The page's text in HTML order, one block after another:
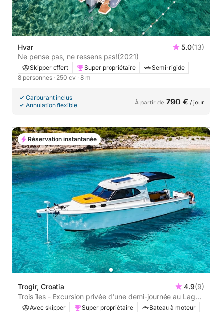
Hvar 5.0(13)
Ne pense pas, ne ressens pas!(2021)
Skipper offert Super propriétaire
Semi-rigide
8 personnes · 250 cv · 8 m
Carburant inclus
Annulation flexible
À partir de 790 € / jour
Trogir, Croatia 4.9(9)
Trois îles - Excursion privée d'une demi-journée au Lagon
BleuAvec skipper Super propriétaire
Bateau à moteur
Réservation instantanée